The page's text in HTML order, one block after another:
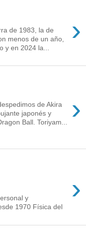
›
de 1983, la de
menos de un año,
y en 2024 la...
›
de Akira
japonés y
Ball. Toriyam...
›
y
1970 Física del